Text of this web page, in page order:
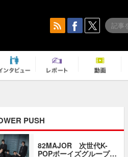
PUSH
82MAJOR 次世代K-
POPボーイズグループ…